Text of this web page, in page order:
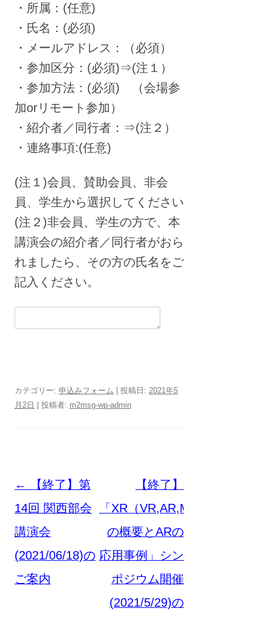
・所属：(任意)
・氏名：(必須)
・メールアドレス：（必須）
・参加区分：(必須)⇒(注１）
・参加方法：(必須) （会場参
加orリモート参加）
・紹介者／同行者：⇒(注２）
・連絡事項:(任意)
(注１)会員、賛助会員、非会
員、学生から選択してください
(注２)非会員、学生の方で、本
講演会の紹介者／同行者がおら
れましたら、その方の氏名をご
記入ください。
カテゴリー: 申込みフォーム | 投稿日: 2021年5
月2日
投稿者: m2msg-wp-admin
投
稿
ナ
ビ
ゲ
←
【終了】第
14回 関西部会
講演会
(2021/06/18)の
ご案内
【終了】
「XR（VR,AR,MR）
の概要とARの
応用事例」シン
ポジウム開催
(2021/5/29)の